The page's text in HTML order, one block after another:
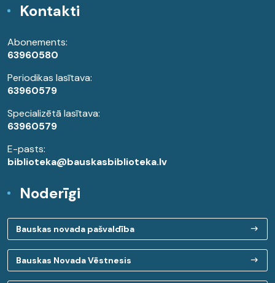
Kontakti
Abonements:
63960580
Periodikas lasītava:
63960579
Specializētā lasītava:
63960579
E-pasts:
biblioteka@bauskasbiblioteka.lv
Noderīgi
Bauskas novada pašvaldība
Bauskas Novada Vēstnesis